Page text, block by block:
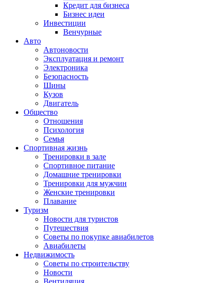
Кредит для бизнеса
Бизнес идеи
Инвестиции
Венчурные
Авто
Автоновости
Эксплуатация и ремонт
Электроника
Безопасность
Шины
Кузов
Двигатель
Общество
Отношения
Психология
Семья
Спортивная жизнь
Тренировки в зале
Спортивное питание
Домашние тренировки
Тренировки для мужчин
Женские тренировки
Плавание
Туризм
Новости для туристов
Путешествия
Советы по покупке авиабилетов
Авиабилеты
Недвижимость
Советы по строительству
Новости
Вентиляция